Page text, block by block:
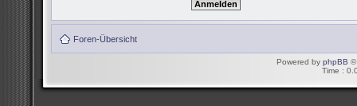
Foren-Übersicht
Powered by phpBB ©
Time :